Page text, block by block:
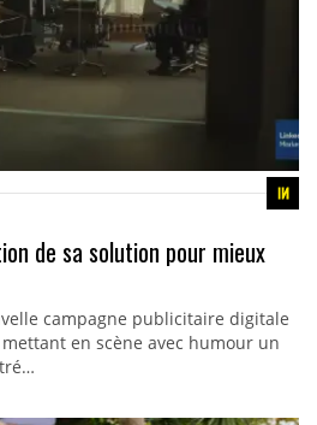
de sa solution pour mieux
campagne publicitaire digitale
en scène avec humour un